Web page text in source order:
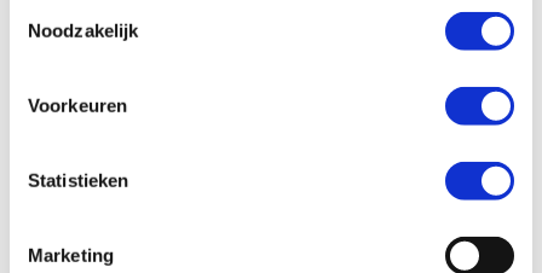
Noodzakelijk
Voorkeuren
Statistieken
Marketing